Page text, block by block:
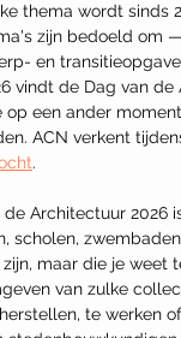
thema wordt
zijn bedoeld om
en
vindt de Dag van
op een ander
ACN verkent
.
Architectuur 2026
scholen,
maar die je
van zulke
te werken